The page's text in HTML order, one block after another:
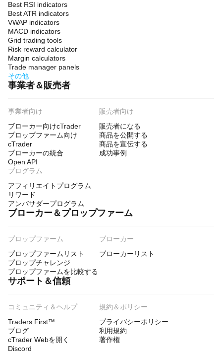
Best RSI indicators
Best ATR indicators
VWAP indicators
MACD indicators
Grid trading tools
Risk reward calculator
Margin calculators
Trade manager panels
その他
事業者＆販売者
事業者向け
ブローカー向けcTrader
プロップファーム向け
cTrader
ブローカーの統合
Open API
販売者向け
販売者になる
商品を公開する
商品を宣伝する
成功事例
プログラム
アフィリエイトプログラム
リワード
アンバサダープログラム
ブローカー＆プロップファーム
プロップファーム
プロップファームリスト
プロップチャレンジ
プロップファームを比較する
ブローカー
ブローカーリスト
サポート＆信頼
コミュニティ＆ヘルプ
Traders First™
ブログ
cTrader Webを開く
Discord
規約＆ポリシー
プライバシーポリシー
利用規約
著作権